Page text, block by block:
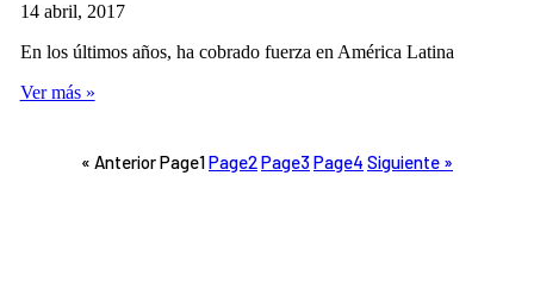
14 abril, 2017
En los últimos años, ha cobrado fuerza en América Latina
Ver más »
« AnteriorPage1Page2Page3Page4 Siguiente »